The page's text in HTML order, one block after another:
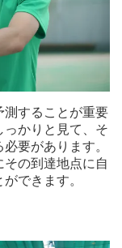
測することが重要
っかりと見て、そ
要があります。
の到達地点に自
できます。